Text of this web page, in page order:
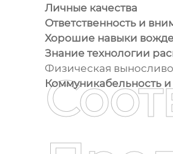
Личные качества
Ответственность и
Хорошие навыки
Знание технологии
Физическая
Коммуникабельность